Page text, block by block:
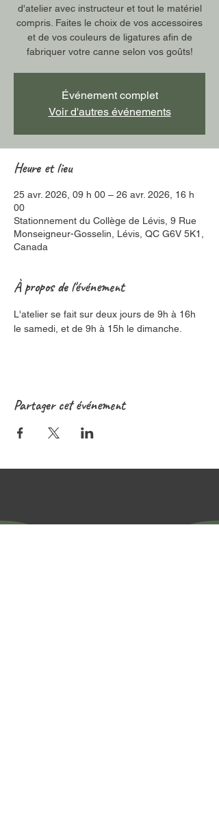
d'atelier avec instructeur et tout le matériel
compris. Faites le choix de vos accessoires
et de vos couleurs de ligatures afin de
fabriquer votre canne selon vos goûts!
Événement complet
Voir d'autres événements
Heure et lieu
25 avr. 2026, 09 h 00 – 26 avr. 2026, 16 h
00
Stationnement du Collège de Lévis, 9 Rue
Monseigneur-Gosselin, Lévis, QC G6V 5K1,
Canada
À propos de l'événement
L'atelier se fait sur deux jours de 9h à 16h
le samedi, et de 9h à 15h le dimanche.
Partager cet événement